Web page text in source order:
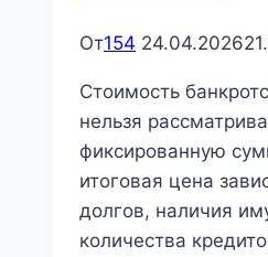
От154 24.04.2026
Стоимость
нельзя
фиксированную
итоговая цена
долгов, наличия
количества